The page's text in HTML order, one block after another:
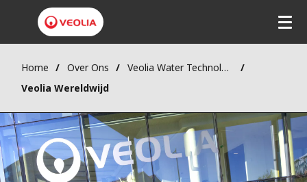
Home Over Ons
Veolia Water Technologies
Veolia Wereldwijd